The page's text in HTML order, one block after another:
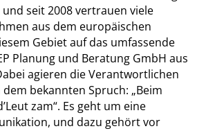
und seit 2008 vertrauen viele
aus dem europäischen
Gebiet auf das umfassende
Planung und Beratung GmbH aus
agieren die Verantwortlichen
bekannten Spruch: „Beim
zam“. Es geht um eine
und dazu gehört vor